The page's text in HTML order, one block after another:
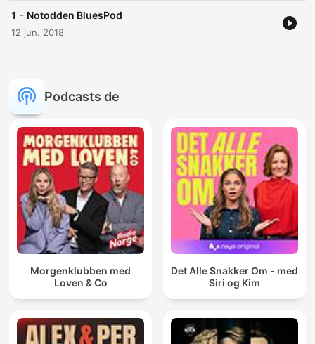
1 - Notodden BluesPod
12 jun. 2018
Podcasts de
Morgenklubben med
Loven & Co
Det Alle Snakker Om - med
Siri og Kim